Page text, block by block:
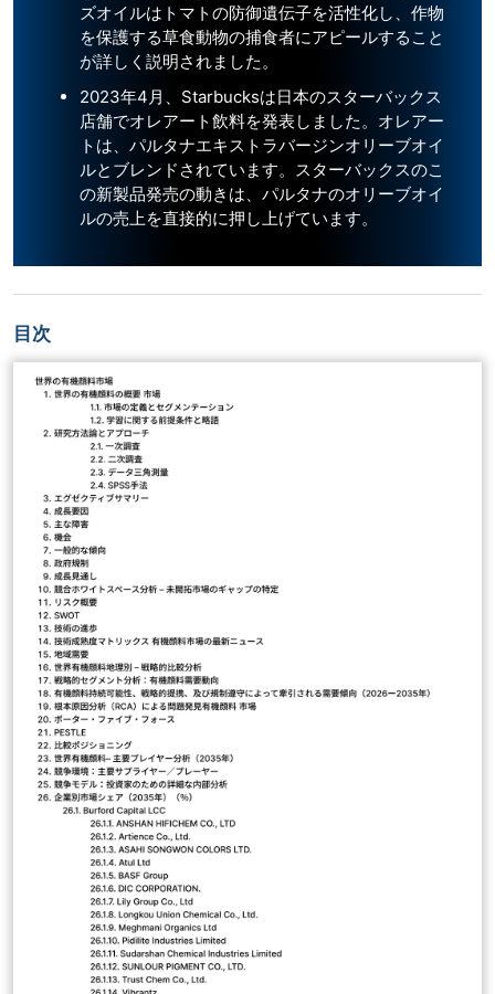
ズオイルはトマトの防御遺伝子を活性化し、作物
を保護する草食動物の捕食者にアピールすること
が詳しく説明されました。
2023年4月、Starbucksは日本のスターバックス
店舗でオレアート飲料を発表しました。オレアー
トは、パルタナエキストラバージンオリーブオイ
ルとブレンドされています。スターバックスのこ
の新製品発売の動きは、パルタナのオリーブオイ
ルの売上を直接的に押し上げています。
目次